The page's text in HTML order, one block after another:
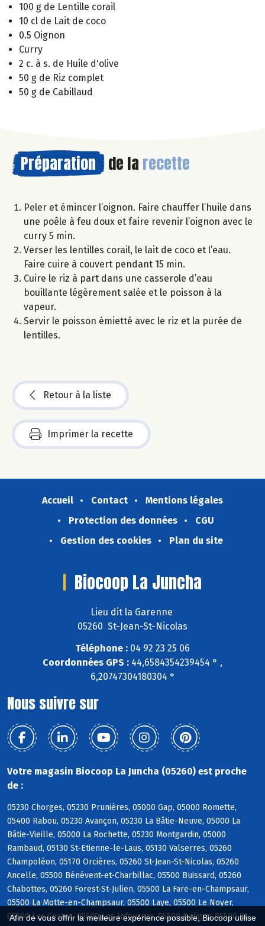
Afin de vous offrir la meilleure expérience possible, Biocoop utilise
100 g de Lentille corail
10 cl de Lait de coco
0.5 Oignon
Curry
2 c. à s. de Huile d'olive
50 g de Riz complet
50 g de Cabillaud
Préparation de la recette
Peler et émincer l’oignon. Faire chauffer l’huile dans
une poêle à feu doux et faire revenir l’oignon avec le
curry 5 min.
Verser les lentilles corail, le lait de coco et l’eau.
Faire cuire à couvert pendant 15 min.
Cuire le riz à part dans une casserole d’eau
bouillante légèrement salée et le poisson à la
vapeur.
Servir le poisson émietté avec le riz et la purée de
lentilles.
Retour à la liste
Imprimer la recette
Accueil Contact
Mentions légales
Protection des données
CGU
Gestion des cookies
Plan du site
Biocoop La Juncha
Lieu dit la Garenne
05260 St-Jean-St-Nicolas
Téléphone : 04 92 23 25 06
Coordonnées GPS : 44,6584354239454 ° ,
6,20747304180304 °
Nous suivre sur
Votre magasin Biocoop La Juncha (05260) est proche
de :
05230 Chorges, 05230 Prunières, 05000 Gap, 05000 Romette,
05400 Rabou, 05230 Avançon, 05230 La Bâtie-Neuve, 05000 La
Bâtie-Vieille, 05000 La Rochette, 05230 Montgardin, 05000
Rambaud, 05130 St-Etienne-le-Laus, 05130 Valserres, 05260
Champoléon, 05170 Orcières, 05260 St-Jean-St-Nicolas, 05260
Ancelle, 05500 Bénévent-et-Charbillac, 05500 Buissard, 05260
Chabottes, 05260 Forest-St-Julien, 05500 La Fare-en-Champsaur,
05500 La Motte-en-Champsaur, 05500 Laye, 05500 Le Noyer,
05500 Les Costes, 05500 Les Infournas, 05500 Poligny, 05500 St-